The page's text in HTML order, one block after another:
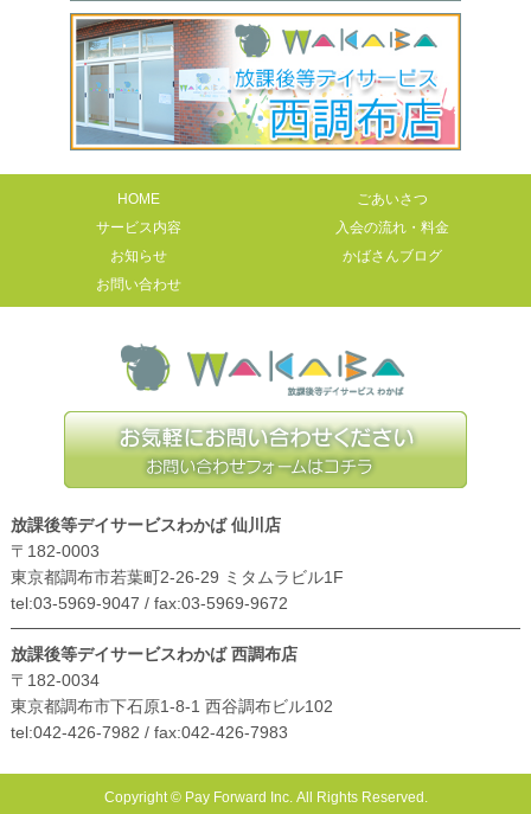
HOME
ごあいさつ
サービス内容
入会の流れ・料金
お知らせ
かばさんブログ
お問い合わせ
放課後等デイサービスわかば 仙川店
〒182-0003
東京都調布市若葉町2-26-29 ミタムラビル1F
tel:03-5969-9047 / fax:03-5969-9672
放課後等デイサービスわかば 西調布店
〒182-0034
東京都調布市下石原1-8-1 西谷調布ビル102
tel:042-426-7982 / fax:042-426-7983
Copyright © Pay Forward Inc. All Rights Reserved.